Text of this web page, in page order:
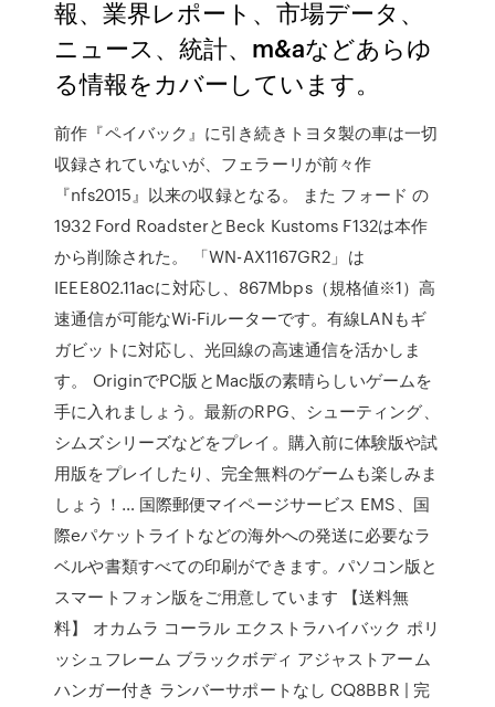
報、業界レポート、市場データ、
ニュース、統計、m&aなどあらゆ
る情報をカバーしています。
前作『ペイバック』に引き続きトヨタ製の車は一切
収録されていないが、フェラーリが前々作
『nfs2015』以来の収録となる。 また フォード の
1932 Ford RoadsterとBeck Kustoms F132は本作
から削除された。 「WN-AX1167GR2」は
IEEE802.11acに対応し、867Mbps（規格値※1）高
速通信が可能なWi-Fiルーターです。有線LANもギ
ガビットに対応し、光回線の高速通信を活かしま
す。 OriginでPC版とMac版の素晴らしいゲームを
手に入れましょう。最新のRPG、シューティング、
シムズシリーズなどをプレイ。購入前に体験版や試
用版をプレイしたり、完全無料のゲームも楽しみま
しょう！… 国際郵便マイページサービス EMS、国
際eパケットライトなどの海外への発送に必要なラ
ベルや書類すべての印刷ができます。パソコン版と
スマートフォン版をご用意しています 【送料無
料】 オカムラ コーラル エクストラハイバック ポリ
ッシュフレーム ブラックボディ アジャストアーム
ハンガー付き ランバーサポートなし CQ8BBR | 完